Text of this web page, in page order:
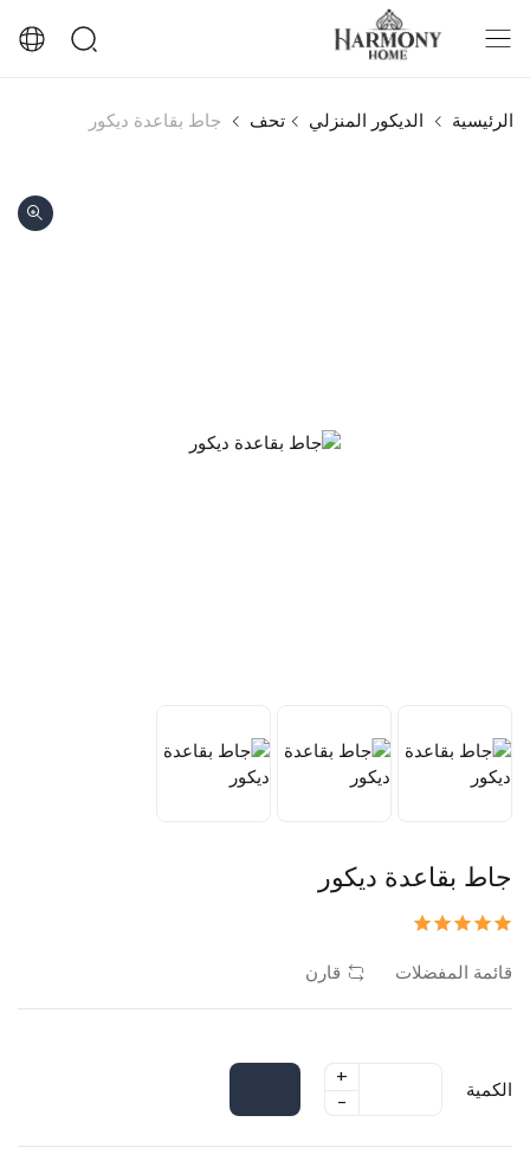
الرئيسية الديكور المنزلي تحف جاط بقاعدة ديكور
جاط بقاعدة ديكور
قائمة المفضلات قارن
الكمية
+
-